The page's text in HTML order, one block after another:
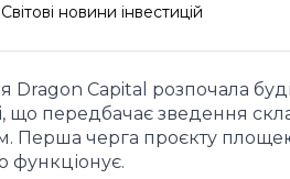
Світові новини інвестицій
Dragon Capital розпочала
що передбачає зведення
Перша черга проєкту
функціонує.